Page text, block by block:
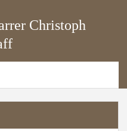
Christoph